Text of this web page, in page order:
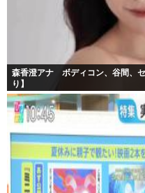
森香澄アナ ボディコン、谷間、
り】